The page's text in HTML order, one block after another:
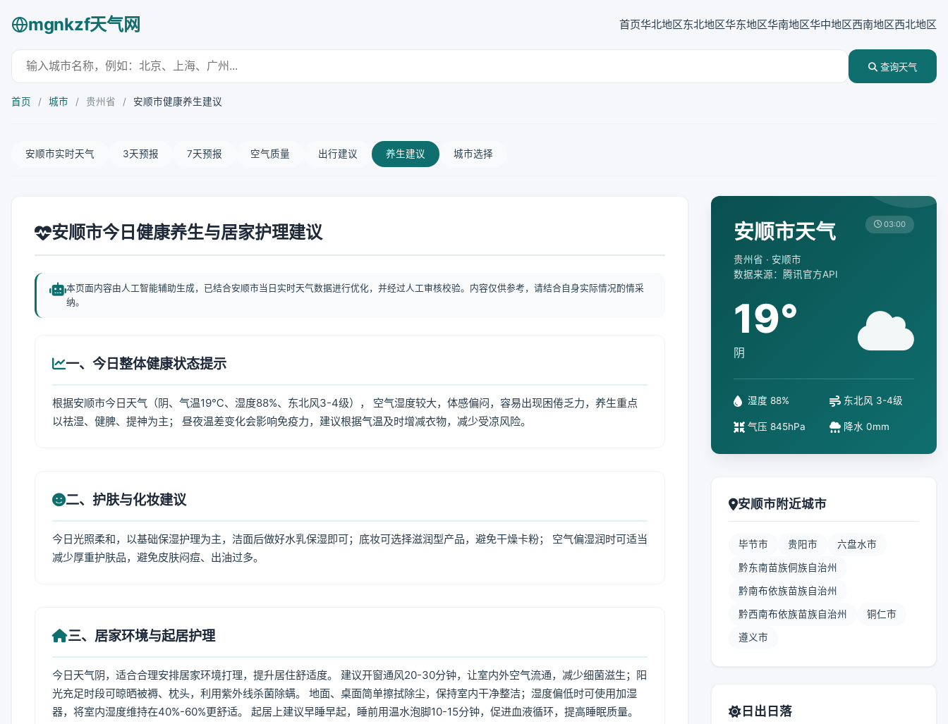
mgnkzf天气网 首页华北地区东北地区华东地区华南地区华中地区西南地区西北地区
查询天气
首页 / 城市 / 贵州省 / 安顺市健康养生建议
安顺市实时天气 3天预报 7天预报 空气质量 出行建议 养生建议 城市选择
安顺市今日健康养生与居家护理建议
本页面内容由人工智能辅助生成，已结合安顺市当日实时天气数据进行优化，并经过人工审核校验。内容仅供参考，请结合自身实际情况酌情采
纳。
一、今日整体健康状态提示
根据安顺市今日天气（阴、气温19℃、湿度88%、东北风3-4级）， 空气湿度较大，体感偏闷，容易出现困倦乏力，养生重点
以祛湿、健脾、提神为主； 昼夜温差变化会影响免疫力，建议根据气温及时增减衣物，减少受凉风险。
二、护肤与化妆建议
今日光照柔和，以基础保湿护理为主，洁面后做好水乳保湿即可；底妆可选择滋润型产品，避免干燥卡粉； 空气偏湿润时可适当
减少厚重护肤品，避免皮肤闷痘、出油过多。
三、居家环境与起居护理
今日天气阴，适合合理安排居家环境打理，提升居住舒适度。 建议开窗通风20-30分钟，让室内外空气流通，减少细菌滋生；阳
光充足时段可晾晒被褥、枕头，利用紫外线杀菌除螨。 地面、桌面简单擦拭除尘，保持室内干净整洁；湿度偏低时可使用加湿
器，将室内湿度维持在40%-60%更舒适。 起居上建议早睡早起，睡前用温水泡脚10-15分钟，促进血液循环，提高睡眠质量。
安顺市天气
贵州省 · 安顺市
数据来源：腾讯官方API
03:00
19°
阴
湿度 88% 东北风 3-4级
气压 845hPa 降水 0mm
安顺市附近城市
毕节市 贵阳市 六盘水市
黔东南苗族侗族自治州
黔南布依族苗族自治州
黔西南布依族苗族自治州 铜仁市
遵义市
日出日落